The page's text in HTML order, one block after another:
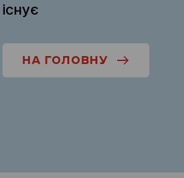
існує
НА ГОЛОВНУ